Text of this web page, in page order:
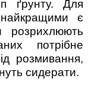
ґрунту. Для
є
розрихлюють
потрібне
розмивання,
сидерати.